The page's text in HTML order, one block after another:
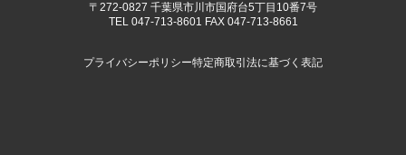
〒272-0827 千葉県市川市国府台5丁目10番7号
TEL 047-713-8601 FAX 047-713-8661
プライバシーポリシー特定商取引法に基づく表記